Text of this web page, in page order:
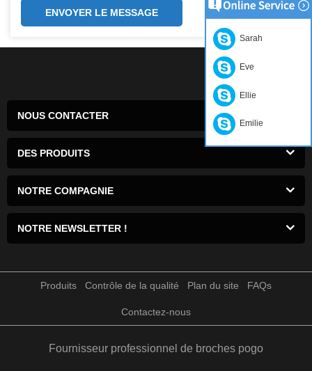
ENVOYER LE MESSAGE
NOUS CONTACTER
DES PRODUITS
NOTRE COMPAGNIE
NOTRE NEWSLETTER !
Produits Contrôle de la qualité Plan du site FAQs
Contactez-nous
Fournisseur professionnel de broches pogo
Sarah
Eve
Ellie
Emilie